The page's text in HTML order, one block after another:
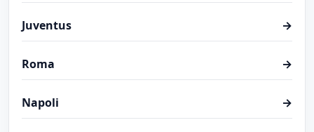
Juventus →
Roma →
Napoli →